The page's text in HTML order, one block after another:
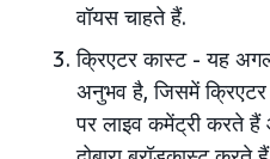
वॉयस चाहते हैं.
क्रिएटर कास्ट - यह
अनुभव है, जिसमें
पर लाइव कमेंट्री करते